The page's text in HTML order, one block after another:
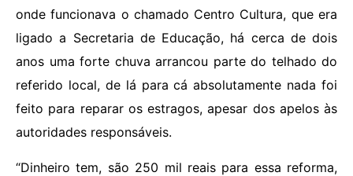
onde funcionava o chamado Centro Cultura, que era
ligado a Secretaria de Educação, há cerca de dois
anos uma forte chuva arrancou parte do telhado do
referido local, de lá para cá absolutamente nada foi
feito para reparar os estragos, apesar dos apelos às
autoridades responsáveis.
“Dinheiro tem, são 250 mil reais para essa reforma,